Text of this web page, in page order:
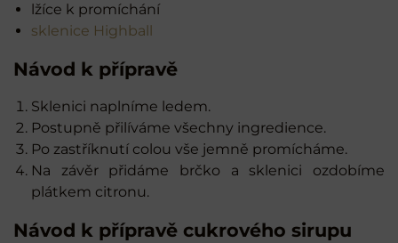
lžíce k promíchání
sklenice Highball
Návod k přípravě
Sklenici naplníme ledem.
Postupně přilíváme všechny ingredience.
Po zastříknutí colou vše jemně promícháme.
Na závěr přidáme brčko a sklenici ozdobíme
plátkem citronu.
Návod k přípravě cukrového sirupu